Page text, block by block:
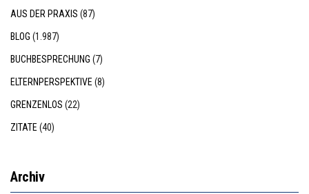
AUS DER PRAXIS (87)
BLOG (1.987)
BUCHBESPRECHUNG (7)
ELTERNPERSPEKTIVE (8)
GRENZENLOS (22)
ZITATE (40)
Archiv